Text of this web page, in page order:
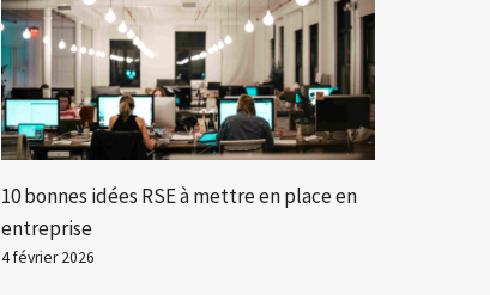
10 bonnes idées RSE à mettre en place en
entreprise
4 février 2026